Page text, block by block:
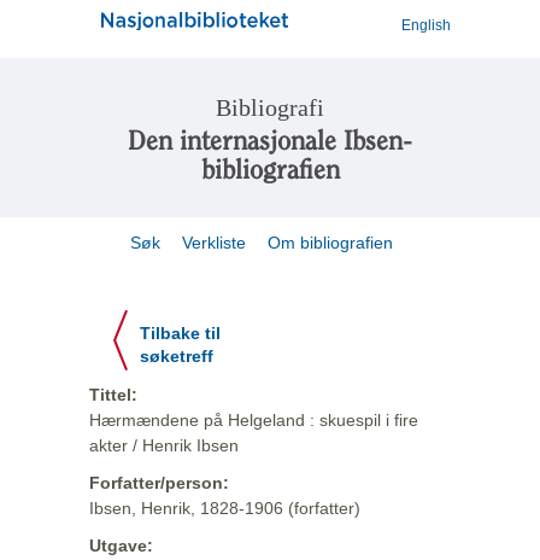
English
Bibliografi
Den internasjonale Ibsen-
bibliografien
Søk Verkliste Om bibliografien
Tilbake til
søketreff
Tittel:
Hærmændene på Helgeland : skuespil i fire
akter / Henrik Ibsen
Forfatter/person:
Ibsen, Henrik, 1828-1906 (forfatter)
Utgave: